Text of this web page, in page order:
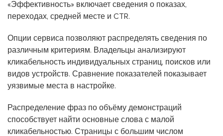
«Эффективность» включает сведения о показах,
переходах, средней месте и CTR.
Опции сервиса позволяют распределять сведения по
различным критериям. Владельцы анализируют
кликабельность индивидуальных страниц, поисков или
видов устройств. Сравнение показателей показывает
уязвимые места в настройке.
Распределение фраз по объёму демонстраций
способствует найти основные слова с малой
кликабельностью. Страницы с большим числом